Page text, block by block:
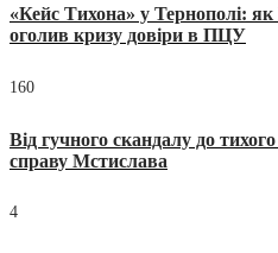
«Кейс Тихона» у Тернополі:
оголив кризу довіри в ПЦУ
160
Від гучного скандалу до
справу Мстислава
4